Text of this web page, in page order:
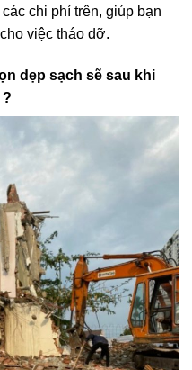
chi phí trên, giúp bạn
việc tháo dỡ.
dẹp sạch sẽ sau khi